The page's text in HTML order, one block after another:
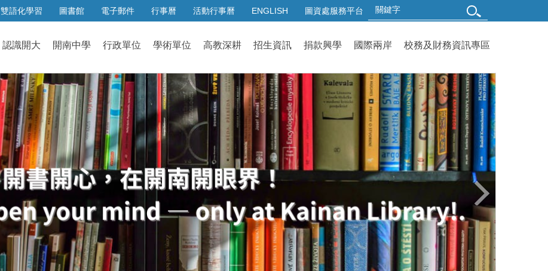
雙語化學習 圖書館 電子郵件 行事曆 活動行事曆 ENGLISH 圖資處服務平台
認識開大 開南中學 行政單位 學術單位 高教深耕 招生資訊 捐款興學 國際兩岸 校務及財務資訊專區